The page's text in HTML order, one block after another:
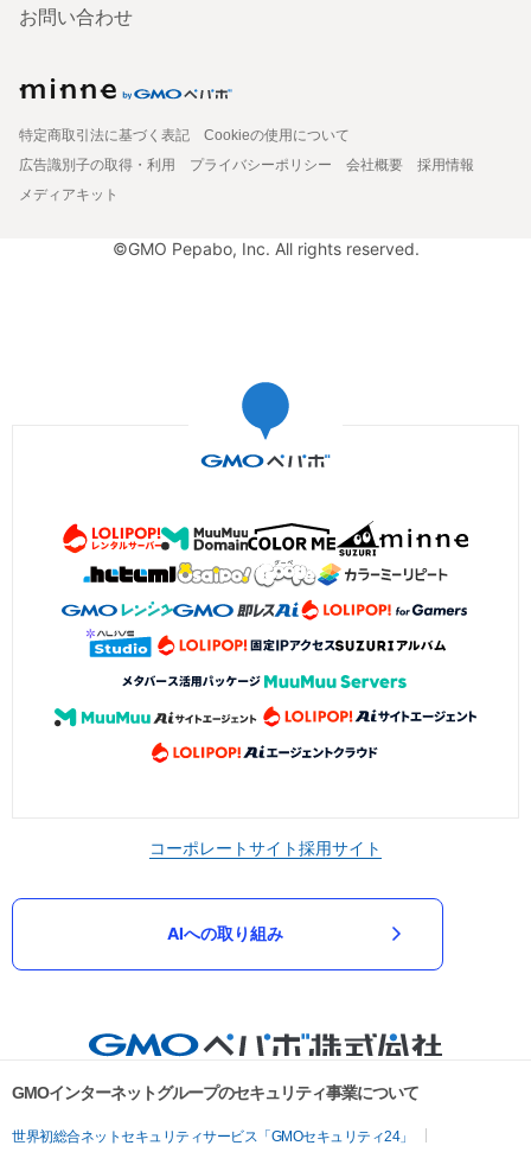
お問い合わせ
特定商取引法に基づく表記
Cookieの使用について
広告識別子の取得・利用
プライバシーポリシー 会社概要
採用情報
メディアキット
©GMO Pepabo, Inc. All rights reserved.
コーポレートサイト採用サイト
AIへの取り組み
GMOインターネットグループのセキュリティ事業について
世界初総合ネットセキュリティサービス「GMOセキュリティ24」